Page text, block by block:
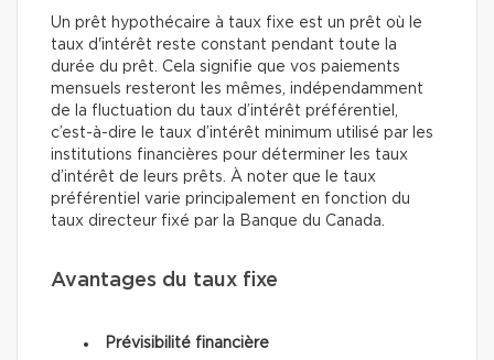
Un prêt hypothécaire à taux fixe est un prêt où le
taux d'intérêt reste constant pendant toute la
durée du prêt. Cela signifie que vos paiements
mensuels resteront les mêmes, indépendamment
de la fluctuation du taux d’intérêt préférentiel,
c’est-à-dire le taux d’intérêt minimum utilisé par les
institutions financières pour déterminer les taux
d’intérêt de leurs prêts. À noter que le taux
préférentiel varie principalement en fonction du
taux directeur fixé par la Banque du Canada.
Avantages du taux fixe
Prévisibilité financière